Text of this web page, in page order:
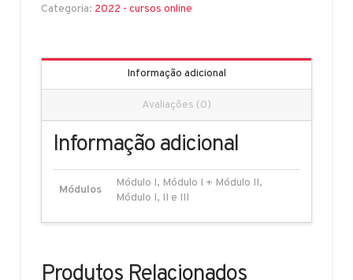
Categoria: 2022 - cursos online
Informação adicional
Avaliações (0)
Informação adicional
Módulos
Módulo I, Módulo I + Módulo II,
Módulo I, II e III
Produtos Relacionados